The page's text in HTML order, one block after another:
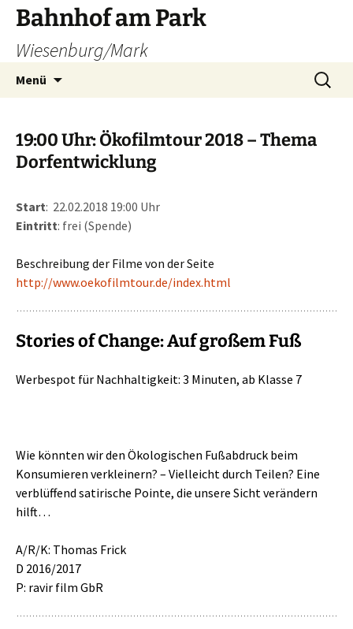
Zum
Inhalt
springen
Bahnhof am Park
Wiesenburg/Mark
Menü
Suchen
nach:
19:00 Uhr: Ökofilmtour 2018 – Thema
Dorfentwicklung
Start: 22.02.2018 19:00 Uhr
Eintritt: frei (Spende)
Beschreibung der Filme von der Seite
http://www.oekofilmtour.de/index.html
Stories of Change: Auf großem Fuß
Werbespot für Nachhaltigkeit: 3 Minuten, ab Klasse 7
Wie könnten wir den Ökologischen Fußabdruck beim
Konsumieren verkleinern? – Vielleicht durch Teilen? Eine
verblüffend satirische Pointe, die unsere Sicht verändern
hilft…
A/R/K: Thomas Frick
D 2016/2017
P: ravir film GbR